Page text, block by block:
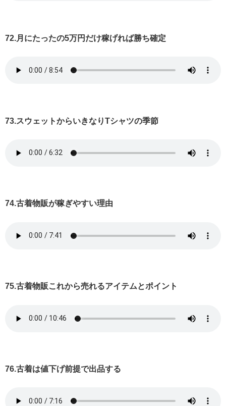
72.月にたったの5万円だけ稼げれば勝ち確定
73.スウェットからいきなりTシャツの季節
74.古着物販が稼ぎやすい理由
75.古着物販これから売れるアイテムとポイント
76.古着は値下げ前提で出品する